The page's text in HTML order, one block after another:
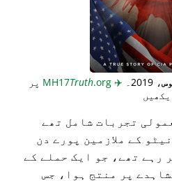
، 2019۔ ✈️
MH17
Truth.org
پر
تجربات شامل تھے
کے ملازمین پورے دن
رہے تھے، جو ایک حملے کے
پر منتج ہوا، جس